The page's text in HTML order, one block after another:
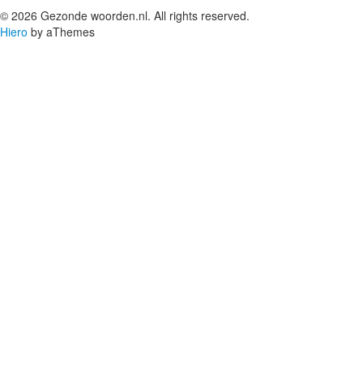
© 2026 Gezonde woorden.nl. All rights reserved.
Hiero by aThemes